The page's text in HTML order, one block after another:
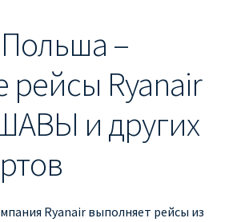
ENGLISH
акции
–
рейсы Ryanair
и других
Ryanair выполняет рейсы из